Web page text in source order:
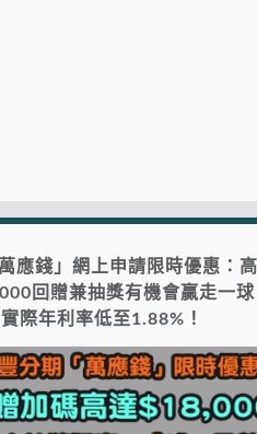
應錢」網上申請限時優惠：高
回贈兼抽獎有機會贏走一球
際年利率低至1.88%！